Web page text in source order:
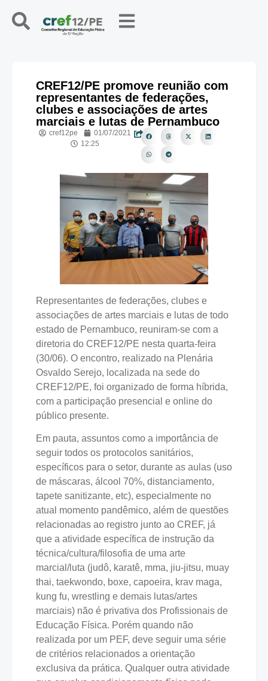
CREF12/PE promove reunião com
representantes de federações,
clubes e associações de artes
marciais e lutas de Pernambuco
cref12pe
01/07/2021
12:25
Representantes de federações, clubes e
associações de artes marciais e lutas de todo
estado de Pernambuco, reuniram-se com a
diretoria do CREF12/PE nesta quarta-feira
(30/06). O encontro, realizado na Plenária
Osvaldo Serejo, localizada na sede do
CREF12/PE, foi organizado de forma híbrida,
com a participação presencial e online do
público presente.
Em pauta, assuntos como a importância de
seguir todos os protocolos sanitários,
específicos para o setor, durante as aulas (uso
de máscaras, álcool 70%, distanciamento,
tapete sanitizante, etc), especialmente no
atual momento pandêmico, além de questões
relacionadas ao registro junto ao CREF, já
que a atividade específica de instrução da
técnica/cultura/filosofia de uma arte
marcial/luta (judô, karatê, mma, jiu-jitsu, muay
thai, taekwondo, boxe, capoeira, krav maga,
kung fu, wrestling e demais lutas/artes
marciais) não é privativa dos Profissionais de
Educação Física. Porém quando não
realizada por um PEF, deve seguir uma série
de critérios relacionados a orientação
exclusiva da prática. Qualquer outra atividade